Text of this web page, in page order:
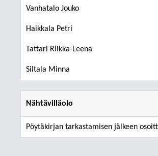
Vanhatalo Jouko
Haikkala Petri
Tattari Riikka-Leena
Siltala Minna
Nähtävilläolo
Pöytäkirjan tarkastamisen jälkeen